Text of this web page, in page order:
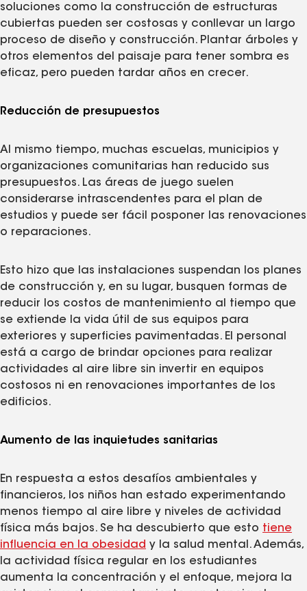
soluciones como la construcción de estructuras
cubiertas pueden ser costosas y conllevar un largo
proceso de diseño y construcción. Plantar árboles y
otros elementos del paisaje para tener sombra es
eficaz, pero pueden tardar años en crecer.
Reducción de presupuestos
Al mismo tiempo, muchas escuelas, municipios y
organizaciones comunitarias han reducido sus
presupuestos. Las áreas de juego suelen
considerarse intrascendentes para el plan de
estudios y puede ser fácil posponer las renovaciones
o reparaciones.
Esto hizo que las instalaciones suspendan los planes
de construcción y, en su lugar, busquen formas de
reducir los costos de mantenimiento al tiempo que
se extiende la vida útil de sus equipos para
exteriores y superficies pavimentadas. El personal
está a cargo de brindar opciones para realizar
actividades al aire libre sin invertir en equipos
costosos ni en renovaciones importantes de los
edificios.
Aumento de las inquietudes sanitarias
En respuesta a estos desafíos ambientales y
financieros, los niños han estado experimentando
menos tiempo al aire libre y niveles de actividad
física más bajos. Se ha descubierto que esto tiene
influencia en la obesidad y la salud mental. Además,
la actividad física regular en los estudiantes
aumenta la concentración y el enfoque, mejora la